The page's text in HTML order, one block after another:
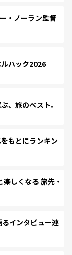
・ノーラン監督
ハック2026
、旅のベスト。
もとにランキン
しくなる 旅先・
インタビュー連